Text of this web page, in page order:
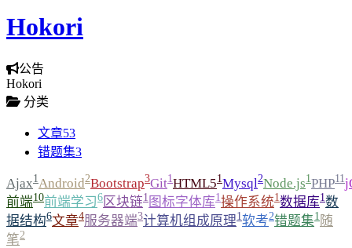
Hokori
公告
Hokori
分类
文章53
错题集3
Ajax1Android2Bootstrap3Git1HTML51Mysql2Node.js1PHP11
前端10前端学习6 区块链1 图标字体库1操作系统1数据库1数
据结构6文章4服务器端3计算机组成原理1软考2错题集1 随
笔2